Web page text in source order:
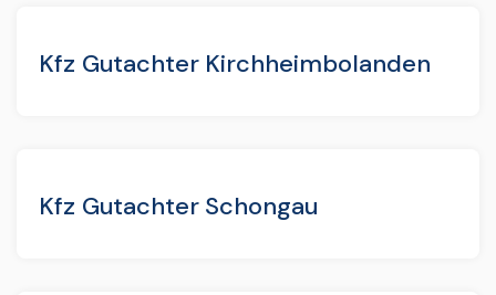
Kfz Gutachter Kirchheimbolanden
Kfz Gutachter Schongau